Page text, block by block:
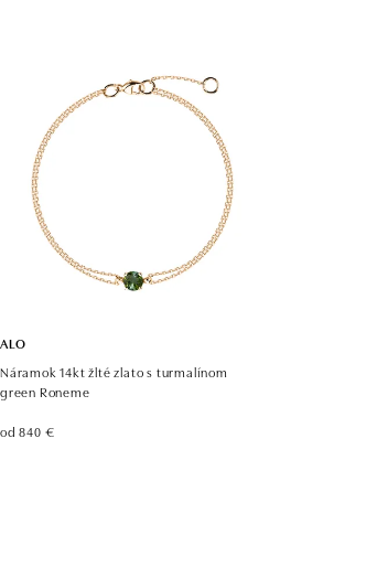
ALO
Náramok 14kt žlté zlato s turmalínom
green Roneme
od 840 €